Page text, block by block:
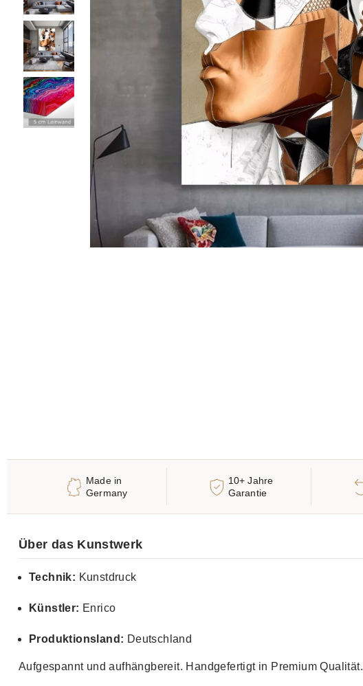
Made in
Germany
10+ Jahre
Garantie
Über das Kunstwerk
Technik: Kunstdruck
Künstler: Enrico
Produktionsland: Deutschland
Aufgespannt und aufhängbereit. Handgefertigt in Premium Qualität.